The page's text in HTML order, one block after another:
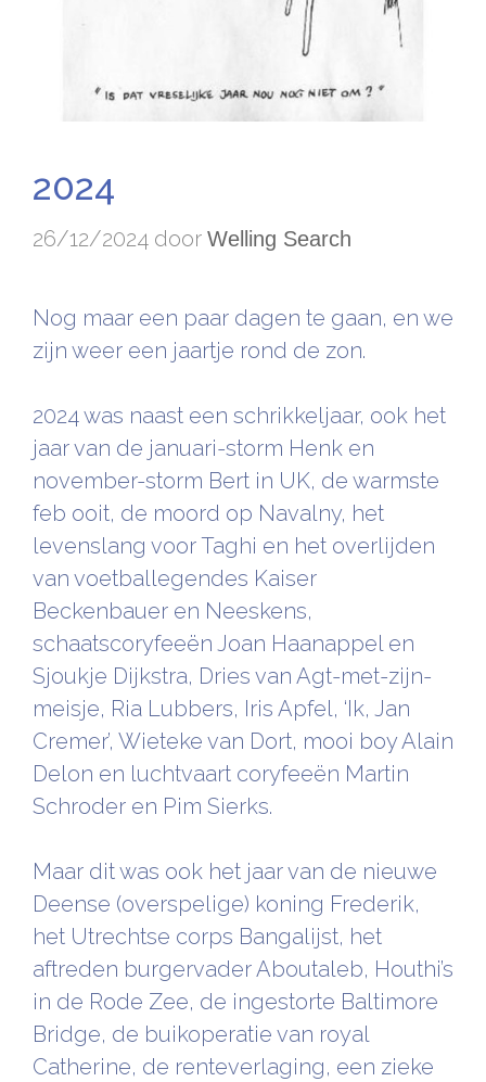
2024
26/12/2024 door Welling Search
Nog maar een paar dagen te gaan, en we
zijn weer een jaartje rond de zon.
2024 was naast een schrikkeljaar, ook het
jaar van de januari-storm Henk en
november-storm Bert in UK, de warmste
feb ooit, de moord op Navalny, het
levenslang voor Taghi en het overlijden
van voetballegendes Kaiser
Beckenbauer en Neeskens,
schaatscoryfeeën Joan Haanappel en
Sjoukje Dijkstra, Dries van Agt-met-zijn-
meisje, Ria Lubbers, Iris Apfel, ‘Ik, Jan
Cremer’, Wieteke van Dort, mooi boy Alain
Delon en luchtvaart coryfeeën Martin
Schroder en Pim Sierks.
Maar dit was ook het jaar van de nieuwe
Deense (overspelige) koning Frederik,
het Utrechtse corps Bangalijst, het
aftreden burgervader Aboutaleb, Houthi’s
in de Rode Zee, de ingestorte Baltimore
Bridge, de buikoperatie van royal
Catherine, de renteverlaging, een zieke